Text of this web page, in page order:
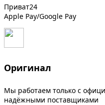
Приват24
Apple Pay/Google Pay
Оригинал
Мы работаем только с
надёжными поставщиками